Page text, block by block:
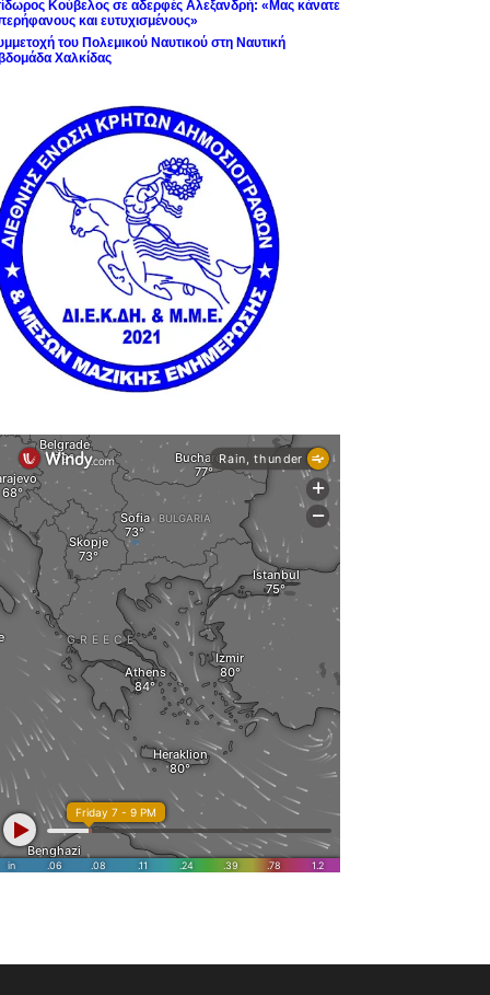
Κούβελος σε αδερφές Αλεξανδρή: «Μας κάνατε
και ευτυχισμένους»
του Πολεμικού Ναυτικού στη Ναυτική
Χαλκίδας